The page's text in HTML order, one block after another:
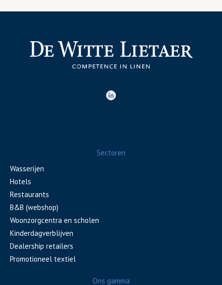
Sectoren
Wasserijen
Hotels
Restaurants
B&B (webshop)
Woonzorgcentra en scholen
Kinderdagverblijven
Dealership retailers
Promotioneel textiel
Ons gamma